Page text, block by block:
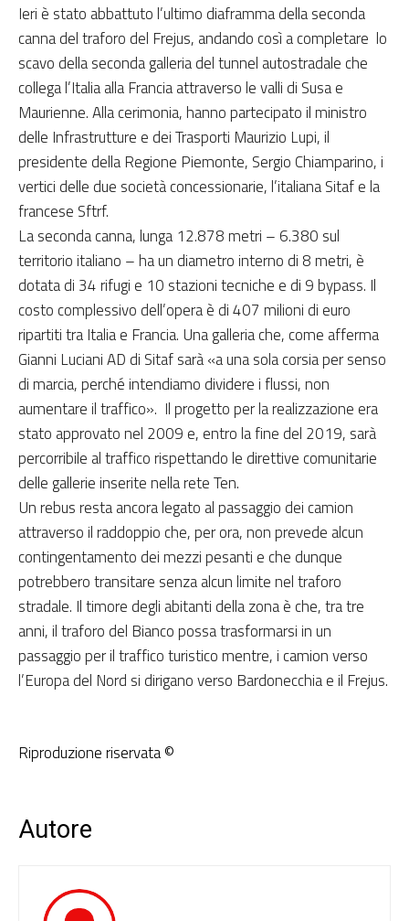
Ieri è stato abbattuto l’ultimo diaframma della seconda
canna del traforo del Frejus, andando così a completare lo
scavo della seconda galleria del tunnel autostradale che
collega l’Italia alla Francia attraverso le valli di Susa e
Maurienne. Alla cerimonia, hanno partecipato il ministro
delle Infrastrutture e dei Trasporti Maurizio Lupi, il
presidente della Regione Piemonte, Sergio Chiamparino, i
vertici delle due società concessionarie, l’italiana Sitaf e la
francese Sftrf.
La seconda canna, lunga 12.878 metri – 6.380 sul
territorio italiano – ha un diametro interno di 8 metri, è
dotata di 34 rifugi e 10 stazioni tecniche e di 9 bypass. Il
costo complessivo dell’opera è di 407 milioni di euro
ripartiti tra Italia e Francia. Una galleria che, come afferma
Gianni Luciani AD di Sitaf sarà «a una sola corsia per senso
di marcia, perché intendiamo dividere i flussi, non
aumentare il traffico». Il progetto per la realizzazione era
stato approvato nel 2009 e, entro la fine del 2019, sarà
percorribile al traffico rispettando le direttive comunitarie
delle gallerie inserite nella rete Ten.
Un rebus resta ancora legato al passaggio dei camion
attraverso il raddoppio che, per ora, non prevede alcun
contingentamento dei mezzi pesanti e che dunque
potrebbero transitare senza alcun limite nel traforo
stradale. Il timore degli abitanti della zona è che, tra tre
anni, il traforo del Bianco possa trasformarsi in un
passaggio per il traffico turistico mentre, i camion verso
l’Europa del Nord si dirigano verso Bardonecchia e il Frejus.
Riproduzione riservata ©
Autore